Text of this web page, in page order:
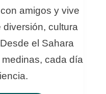
amigos y vive
diversión, cultura
el Sahara
cada día